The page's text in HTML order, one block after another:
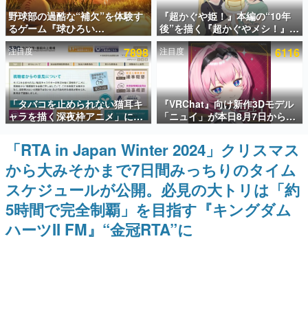
アプリセール情報
インタビュー
連載・特集一覧
殿堂入り記事
SNS拡散数が数千以上！ ページビュー数万以上！ などな
ど。多くの人々に読まれた、電ファミ渾身の“殿堂入り”記
事をまとめました。
ゲームの企画書
名作ゲームクリエイターの方々に製作時のエピソードをお
聞きし、ヒットする企画（ゲーム）とは何か？を探ってい
きます。
赫本
この物語を解いてはいけない。『赫本』は、〈試験問題〉
の形をした短編ホラー小説集です。
野球部の過酷な“補欠”を体験す
るゲーム『球ひろい
Simulator』が「1件」のウィッ
シュリストをもとにチェコ語に
対応しSNSで話題に。『キング
ダム・カム』開発元やチェコの
プロ野球選手から称賛の声
『超かぐや姫！』本編の“10年
後”を描く『超かぐやメシ！』
Web連載決定。新たなWebマン
ガレーベル「ビビビコミック」
にて特別話が掲載スタート、あ
のお話には…まだ続きがある！
注目度 7898
「タバコを止められない猫耳キ
ャラを描く深夜枠アニメ」に視
聴者の一部から批判意見。違法
薬物の使用と思しき描写も含め
て、BPOが議論を交わす
注目度 6116
『VRChat』向け新作3Dモデル
「ニュイ」が本日8月7日から
BOOTHにて発売。瞳に光る星
わいい
「RTA in Japan Winter 2024」クリスマス
から大みそかまで7日間みっちりのタイム
スケジュールが公開。必見の大トリは「約
5時間で完全制覇」を目指す『キングダム
ハーツII FM』“金冠RTA”に